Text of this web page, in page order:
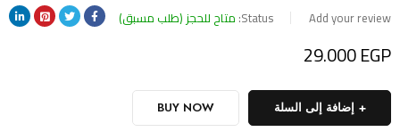
Add your review
Status: متاح للحجز (طلب مسبق)
29.000EGP
إضافة إلى السلة BUY NOW